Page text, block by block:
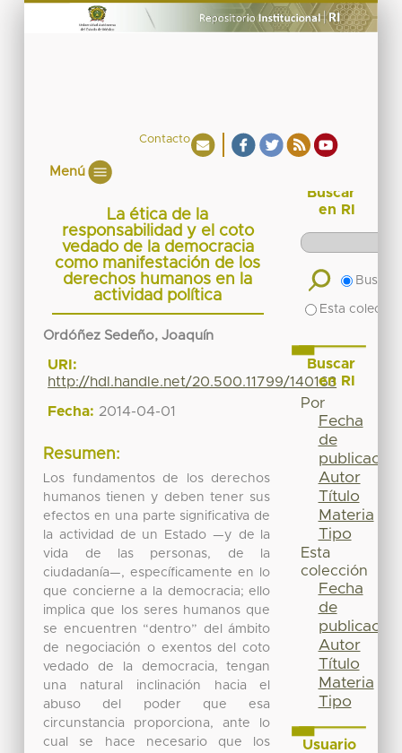
Contacto
Menú
La ética de la
responsabilidad y el coto
vedado de la democracia
como manifestación de los
derechos humanos en la
actividad política
Ordóñez Sedeño, Joaquín
URI:
http://hdl.handle.net/20.500.11799/140163
Fecha: 2014-04-01
Resumen:
Los fundamentos de los derechos
humanos tienen y deben tener sus
efectos en una parte significativa de
la actividad de un Estado —y de la
vida de las personas, de la
ciudadanía—, específicamente en lo
que concierne a la democracia; ello
implica que los seres humanos que
se encuentren “dentro” del ámbito
de negociación o exentos del coto
vedado de la democracia, tengan
una natural inclinación hacia el
abuso del poder que esa
circunstancia proporciona, ante lo
cual se hace necesario que los
Buscar
en RI
Buscar
Esta
Buscar
en RI
Por
Fecha
de
publicación
Autor
Título
Materia
Tipo
Esta
colección
Fecha
de
publicación
Autor
Título
Materia
Tipo
Usuario